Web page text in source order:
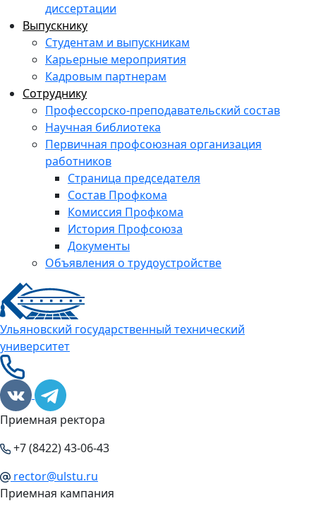
диссертации
Выпускнику
Студентам и выпускникам
Карьерные мероприятия
Кадровым партнерам
Сотруднику
Профессорско-преподавательский состав
Научная библиотека
Первичная профсоюзная организация
работников
Страница председателя
Состав Профкома
Комиссия Профкома
История Профсоюза
Документы
Объявления о трудоустройстве
Ульяновский государственный технический
университет
Приемная ректора
+7 (8422) 43-06-43
rector@ulstu.ru
Приемная кампания